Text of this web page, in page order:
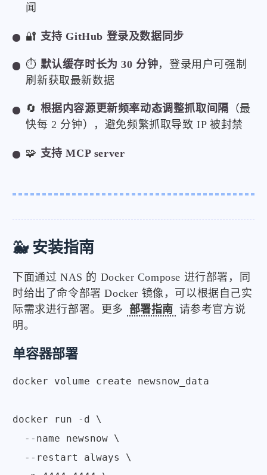
闻
🔐 支持 GitHub 登录及数据同步
⏱️ 默认缓存时长为 30 分钟，登录用户可强制
刷新获取最新数据
🔄 根据内容源更新频率动态调整抓取间隔 （最
快每 2 分钟），避免频繁抓取导致 IP 被封禁
🧩 支持 MCP server
🐳 安装指南
下面通过 NAS 的 Docker Compose 进行部署，同
时给出了命令部署 Docker 镜像，可以根据自己实
际需求进行部署。更多
部署指南 请参考官方说
明。
单容器部署
docker volume create newsnow_data
docker run -d \
  --name newsnow \
  --restart always \